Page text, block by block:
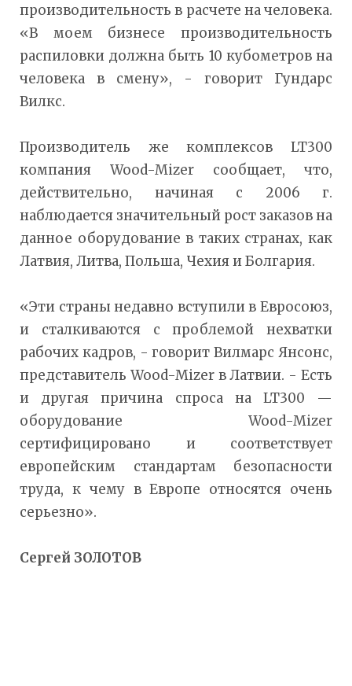
производительность в расчете на человека.
«В моем бизнесе производительность
распиловки должна быть 10 кубометров на
человека в смену», - говорит Гундарс
Вилкс.
Производитель же комплексов LT300
компания Wood-Mizer сообщает, что,
действительно, начиная с 2006 г.
наблюдается значительный рост заказов на
данное оборудование в таких странах, как
Латвия, Литва, Польша, Чехия и Болгария.
«Эти страны недавно вступили в Евросоюз,
и сталкиваются с проблемой нехватки
рабочих кадров, - говорит Вилмарс Янсонс,
представитель Wood-Mizer в Латвии. - Есть
и другая причина спроса на LT300 —
оборудование Wood-Mizer
сертифицировано и соответствует
европейским стандартам безопасности
труда, к чему в Европе относятся очень
серьезно».
Сергей ЗОЛОТОВ